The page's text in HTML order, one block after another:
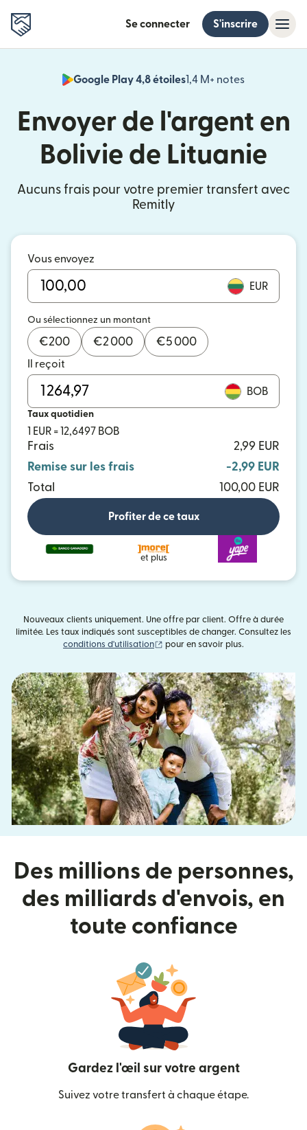
Se connecter S'inscrire
Google Play 4,8 étoiles1,4 M+ notes
Envoyer de l'argent en
Bolivie de Lituanie
Aucuns frais pour votre premier transfert avec
Remitly
Vous envoyez
EUR
Ou sélectionnez un montant
€200 €2 000 €5 000
Il reçoit
BOB
Taux quotidien
1 EUR = 12,6497 BOB
Frais
2,99 EUR
Remise sur les frais
-2,99 EUR
Total
100,00 EUR
Profiter de ce taux
et plus
Nouveaux clients uniquement. Une offre par client. Offre à durée
limitée. Les taux indiqués sont susceptibles de changer. Consultez les
conditions d'utilisation
(s'ouvre dans une nouvelle fenêtre)
pour en savoir plus.
Des millions de personnes,
des milliards d'envois, en
toute confiance
Gardez l'œil sur votre argent
Suivez votre transfert à chaque étape.